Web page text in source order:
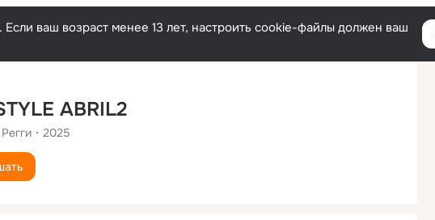
Русский
ваш возраст менее 13 лет, настроить cookie-файлы должен ваш
ABRIL2
Регги 2025